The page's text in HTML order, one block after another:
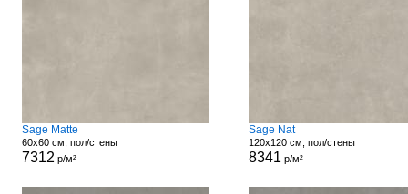
Sage Matte
60x60 см, пол/стены
7312 р/м²
Sage Nat
120x120 см, пол/стены
8341 р/м²